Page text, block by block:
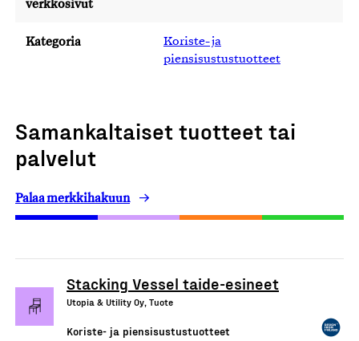
verkkosivut
Kategoria
Koriste- ja
piensisustustuotteet
Samankaltaiset tuotteet tai
palvelut
Palaa merkkihakuun
Stacking Vessel taide-esineet
Utopia & Utility Oy, Tuote
Koriste- ja piensisustustuotteet